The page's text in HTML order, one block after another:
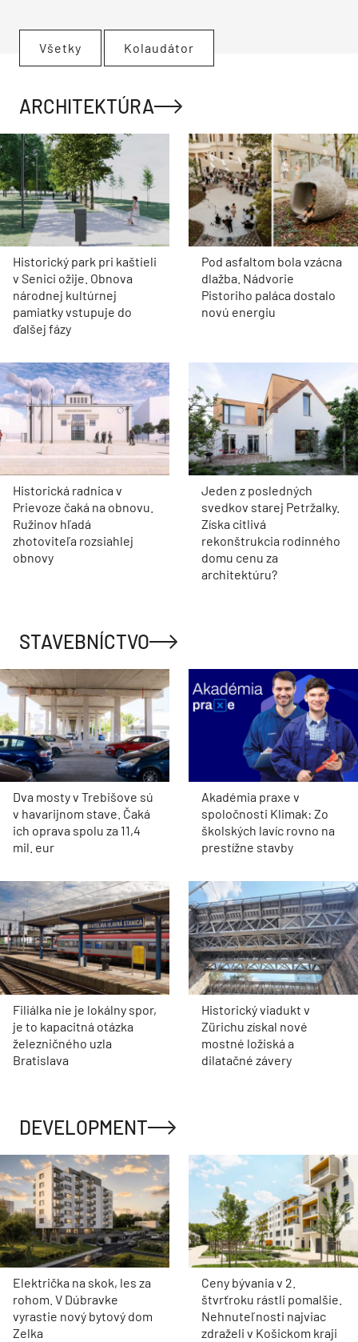
Všetky Kolaudátor
ARCHITEKTÚRA
Historický park pri kaštieli
v Senici ožije. Obnova
národnej kultúrnej
pamiatky vstupuje do
ďalšej fázy
Pod asfaltom bola vzácna
dlažba. Nádvorie
Pistoriho paláca dostalo
novú energiu
Historická radnica v
Prievoze čaká na obnovu.
Ružinov hľadá
zhotoviteľa rozsiahlej
obnovy
Jeden z posledných
svedkov starej Petržalky.
Získa citlivá
rekonštrukcia rodinného
domu cenu za
architektúru?
STAVEBNÍCTVO
Dva mosty v Trebišove sú
v havarijnom stave. Čaká
ich oprava spolu za 11,4
mil. eur
Akadémia praxe v
spoločnosti Klimak: Zo
školských lavíc rovno na
prestížne stavby
Filiálka nie je lokálny spor,
je to kapacitná otázka
železničného uzla
Bratislava
Historický viadukt v
Zürichu získal nové
mostné ložiská a
dilatačné závery
DEVELOPMENT
Električka na skok, les za
rohom. V Dúbravke
vyrastie nový bytový dom
Zelka
Ceny bývania v 2.
štvrťroku rástli pomalšie.
Nehnuteľnosti najviac
zdraželi v Košickom kraji